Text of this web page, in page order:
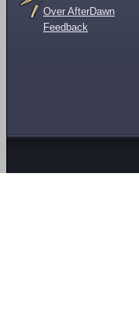
Over AfterDawn
Feedback